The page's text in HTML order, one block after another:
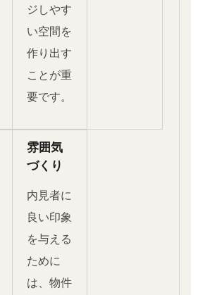
ジしやす
い空間を
作り出す
ことが重
要です。
雰囲気
づくり
内見者に
良い印象
を与える
ために
は、物件